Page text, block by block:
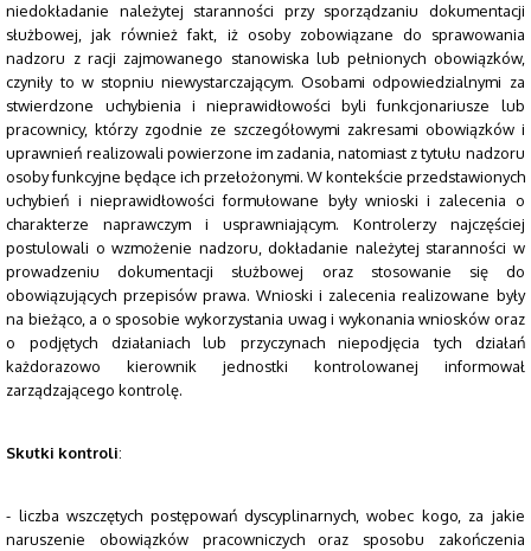
niedokładanie należytej staranności przy sporządzaniu dokumentacji
służbowej, jak również fakt, iż osoby zobowiązane do sprawowania
nadzoru z racji zajmowanego stanowiska lub pełnionych obowiązków,
czyniły to w stopniu niewystarczającym. Osobami odpowiedzialnymi za
stwierdzone uchybienia i nieprawidłowości byli funkcjonariusze lub
pracownicy, którzy zgodnie ze szczegółowymi zakresami obowiązków i
uprawnień realizowali powierzone im zadania, natomiast z tytułu nadzoru
osoby funkcyjne będące ich przełożonymi. W kontekście przedstawionych
uchybień i nieprawidłowości formułowane były wnioski i zalecenia o
charakterze naprawczym i usprawniającym. Kontrolerzy najczęściej
postulowali o wzmożenie nadzoru, dokładanie należytej staranności w
prowadzeniu dokumentacji służbowej oraz stosowanie się do
obowiązujących przepisów prawa. Wnioski i zalecenia realizowane były
na bieżąco, a o sposobie wykorzystania uwag i wykonania wniosków oraz
o podjętych działaniach lub przyczynach niepodjęcia tych działań
każdorazowo kierownik jednostki kontrolowanej informował
zarządzającego kontrolę.
Skutki kontroli:
- liczba wszczętych postępowań dyscyplinarnych, wobec kogo, za jakie
naruszenie obowiązków pracowniczych oraz sposobu zakończenia